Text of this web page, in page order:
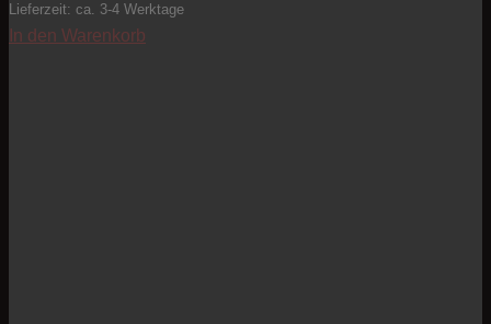
Lieferzeit: ca. 3-4 Werktage
In den Warenkorb